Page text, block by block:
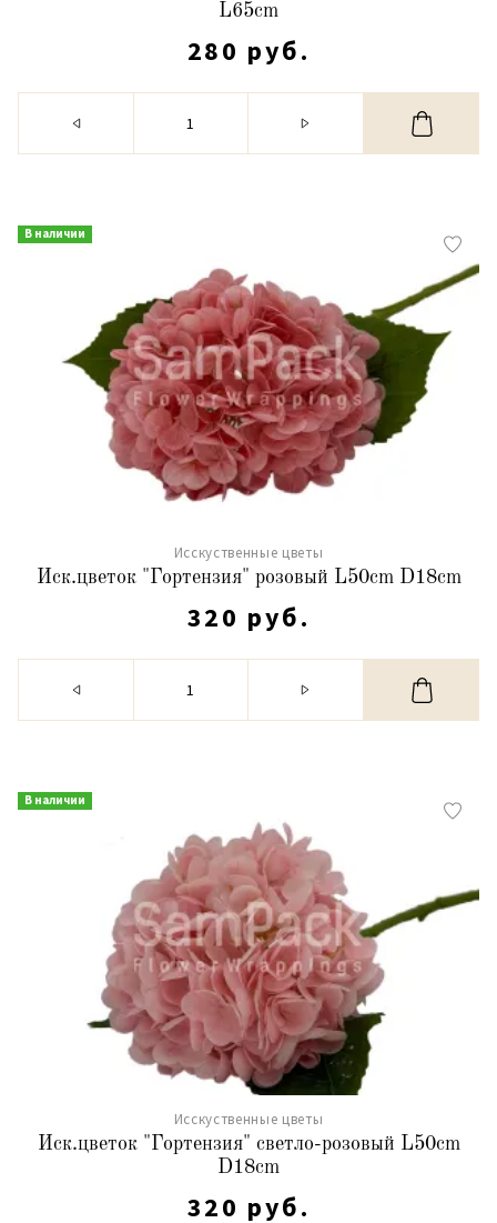
L65cm
280 руб.
В наличии
Исскуственные цветы
Иск.цветок "Гортензия" розовый L50cm D18cm
320 руб.
В наличии
Исскуственные цветы
Иск.цветок "Гортензия" светло-розовый L50cm
D18cm
320 руб.